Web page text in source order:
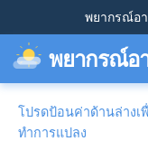
พยากรณ์อ
พยากรณ์อ
โปรดป้อนค่าด้านล่างเ
ทำการแปลง